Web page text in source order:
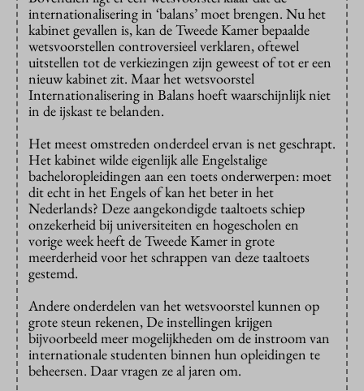
internationalisering in ‘balans’ moet brengen. Nu het
kabinet gevallen is, kan de Tweede Kamer bepaalde
wetsvoorstellen controversieel verklaren, oftewel
uitstellen tot de verkiezingen zijn geweest of tot er een
nieuw kabinet zit. Maar het wetsvoorstel
Internationalisering in Balans hoeft waarschijnlijk niet
in de ijskast te belanden.
Het meest omstreden onderdeel ervan is net geschrapt.
Het kabinet wilde eigenlijk alle Engelstalige
bacheloropleidingen aan een toets onderwerpen: moet
dit echt in het Engels of kan het beter in het
Nederlands? Deze aangekondigde taaltoets schiep
onzekerheid bij universiteiten en hogescholen en
vorige week heeft de Tweede Kamer in grote
meerderheid voor het schrappen van deze taaltoets
gestemd.
Andere onderdelen van het wetsvoorstel kunnen op
grote steun rekenen, De instellingen krijgen
bijvoorbeeld meer mogelijkheden om de instroom van
internationale studenten binnen hun opleidingen te
beheersen. Daar vragen ze al jaren om.